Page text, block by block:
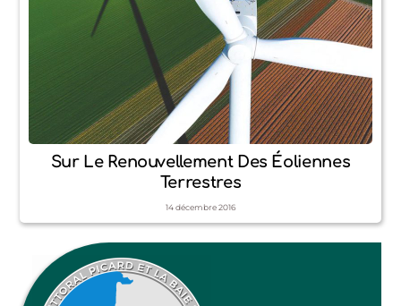
Sur Le Renouvellement Des Éoliennes
Terrestres
14décembre2016